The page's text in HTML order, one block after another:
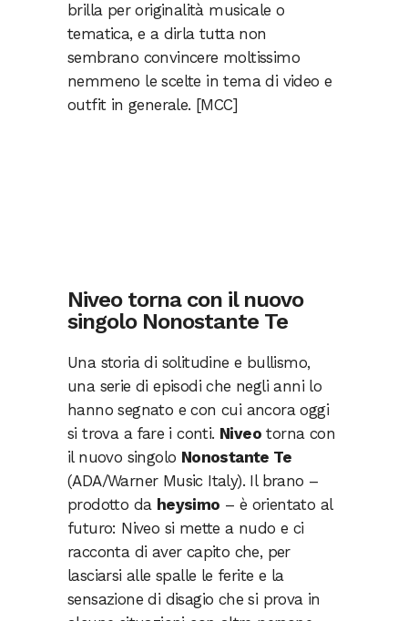
brilla per originalità musicale o
tematica, e a dirla tutta non
sembrano convincere moltissimo
nemmeno le scelte in tema di video e
outfit in generale. [MCC]
Niveo torna con il nuovo
singolo Nonostante Te
Una storia di solitudine e bullismo,
una serie di episodi che negli anni lo
hanno segnato e con cui ancora oggi
si trova a fare i conti. Niveo torna con
il nuovo singolo Nonostante Te
(ADA/Warner Music Italy). Il brano –
prodotto da heysimo – è orientato al
futuro: Niveo si mette a nudo e ci
racconta di aver capito che, per
lasciarsi alle spalle le ferite e la
sensazione di disagio che si prova in